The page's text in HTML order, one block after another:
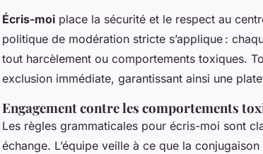
Écris-moi place la sécurité et le respect au
politique de modération stricte s’applique :
tout harcèlement ou comportements toxiques.
exclusion immédiate, garantissant ainsi une
Engagement contre les comportements
Les règles grammaticales pour écris-moi sont
échange. L’équipe veille à ce que la